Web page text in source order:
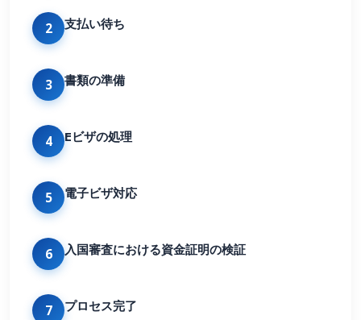
2 支払い待ち
3 書類の準備
4 Eビザの処理
5 電子ビザ対応
6 入国審査における資金証明の検証
7 プロセス完了